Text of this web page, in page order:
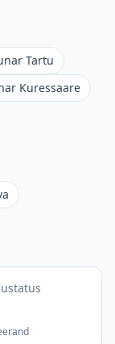
Tartu
Kuressaare